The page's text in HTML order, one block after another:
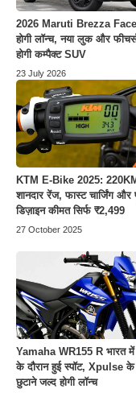
2026 Maruti Brezza
होगी लॉन्च, नया लुक और
होगी कम्पैक्ट SUV
23 July 2026
KTM E-Bike 2025:
शानदार रेंज, फास्ट चार्जिंग और
डिज़ाइन कीमत सिर्फ ₹2,499
27 October 2025
Yamaha WR155 R भारत में
के दौरान हुई स्पॉट, Xpulse के
छुटाने जल्द होगी लॉन्च